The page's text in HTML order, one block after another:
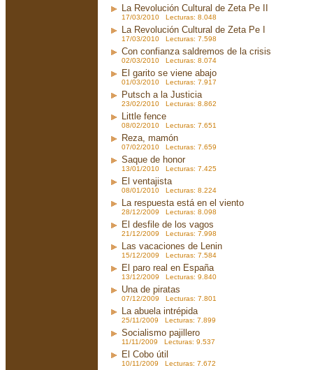
La Revolución Cultural de Zeta Pe II
17/03/2010 Lecturas: 8.048
La Revolución Cultural de Zeta Pe I
17/03/2010 Lecturas: 7.598
Con confianza saldremos de la crisis
02/03/2010 Lecturas: 8.074
El garito se viene abajo
01/03/2010 Lecturas: 7.917
Putsch a la Justicia
23/02/2010 Lecturas: 8.862
Little fence
08/02/2010 Lecturas: 7.651
Reza, mamón
07/02/2010 Lecturas: 7.659
Saque de honor
13/01/2010 Lecturas: 7.425
El ventajista
08/01/2010 Lecturas: 8.224
La respuesta está en el viento
28/12/2009 Lecturas: 8.098
El desfile de los vagos
21/12/2009 Lecturas: 7.998
Las vacaciones de Lenin
15/12/2009 Lecturas: 7.584
El paro real en España
13/12/2009 Lecturas: 9.840
Una de piratas
07/12/2009 Lecturas: 7.801
La abuela intrépida
25/11/2009 Lecturas: 7.899
Socialismo pajillero
11/11/2009 Lecturas: 9.537
El Cobo útil
10/11/2009 Lecturas: 7.672